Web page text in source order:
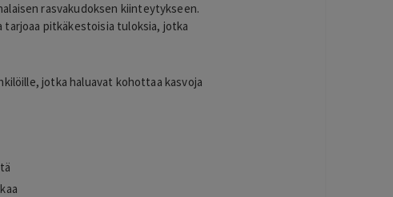
rasvakudoksen kiinteytykseen.
pitkäkestoisia tuloksia, jotka
jotka haluavat kohottaa kasvoja